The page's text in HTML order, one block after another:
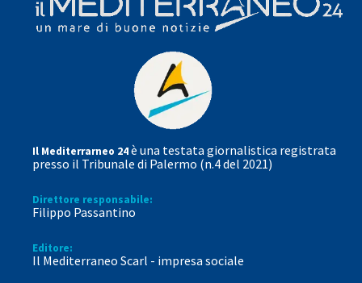
Il Mediterrarneo 24è una testata giornalistica registrata
presso il Tribunale di Palermo (n.4 del 2021)
Direttore responsabile:
Filippo Passantino
Editore:
Il Mediterraneo Scarl - impresa sociale